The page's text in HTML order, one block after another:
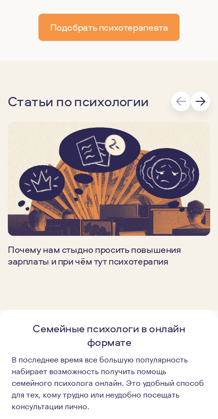
Подобрать психотерапевта
Статьи по психологии
Почему нам стыдно просить повышения
зарплаты и при чём тут психотерапия
Семейные психологи в онлайн
формате
В последнее время все большую популярность
набирает возможность получить помощь
семейного психолога онлайн. Это удобный способ
для тех, кому трудно или неудобно посещать
консультации лично.